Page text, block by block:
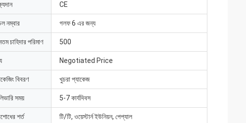
CE
নম্বার গলফ 6 এর জন্য
চাহিদার পরিমাণ 500
Negotiated Price
বিবরণ খুচরা প্যাকেজ
সময় 5-7 কার্যদিবস
শর্ত টি/টি, ওয়েস্টার্ন ইউনিয়ন, পেপ্যাল